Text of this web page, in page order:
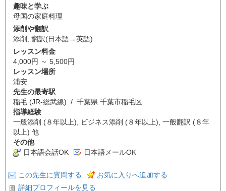
趣味と学ぶ
母国の家庭料理
添削や翻訳
添削
翻訳(日本語→英語)
レッスン料金
4,000円 ～ 5,500円
レッスン場所
浦安
先生の最寄駅
稲毛 (JR-総武線) / 千葉県 千葉市稲毛区
指導経験
一般添削 (８年以上), ビジネス添削 (８年以上), 一般翻訳 (８年
以上) 他
その他
日本語会話OK
日本語メールOK
この先生に質問する
お気に入りへ追加する
詳細プロフィールを見る